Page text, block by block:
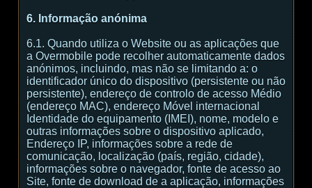
6. Informação anónima
6.1. Quando utiliza o Website ou as aplicações que
a Overmobile pode recolher automaticamente dados
anónimos, incluindo, mas não se limitando a: o
identificador único do dispositivo (persistente ou não
persistente), endereço de controlo de acesso Médio
(endereço MAC), endereço Móvel internacional
Identidade do equipamento (IMEI), nome, modelo e
outras informações sobre o dispositivo aplicado,
Endereço IP, informações sobre a rede de
comunicação, localização (país, região, cidade),
informações sobre o navegador, fonte de acesso ao
Site, fonte de download de a aplicação, informações